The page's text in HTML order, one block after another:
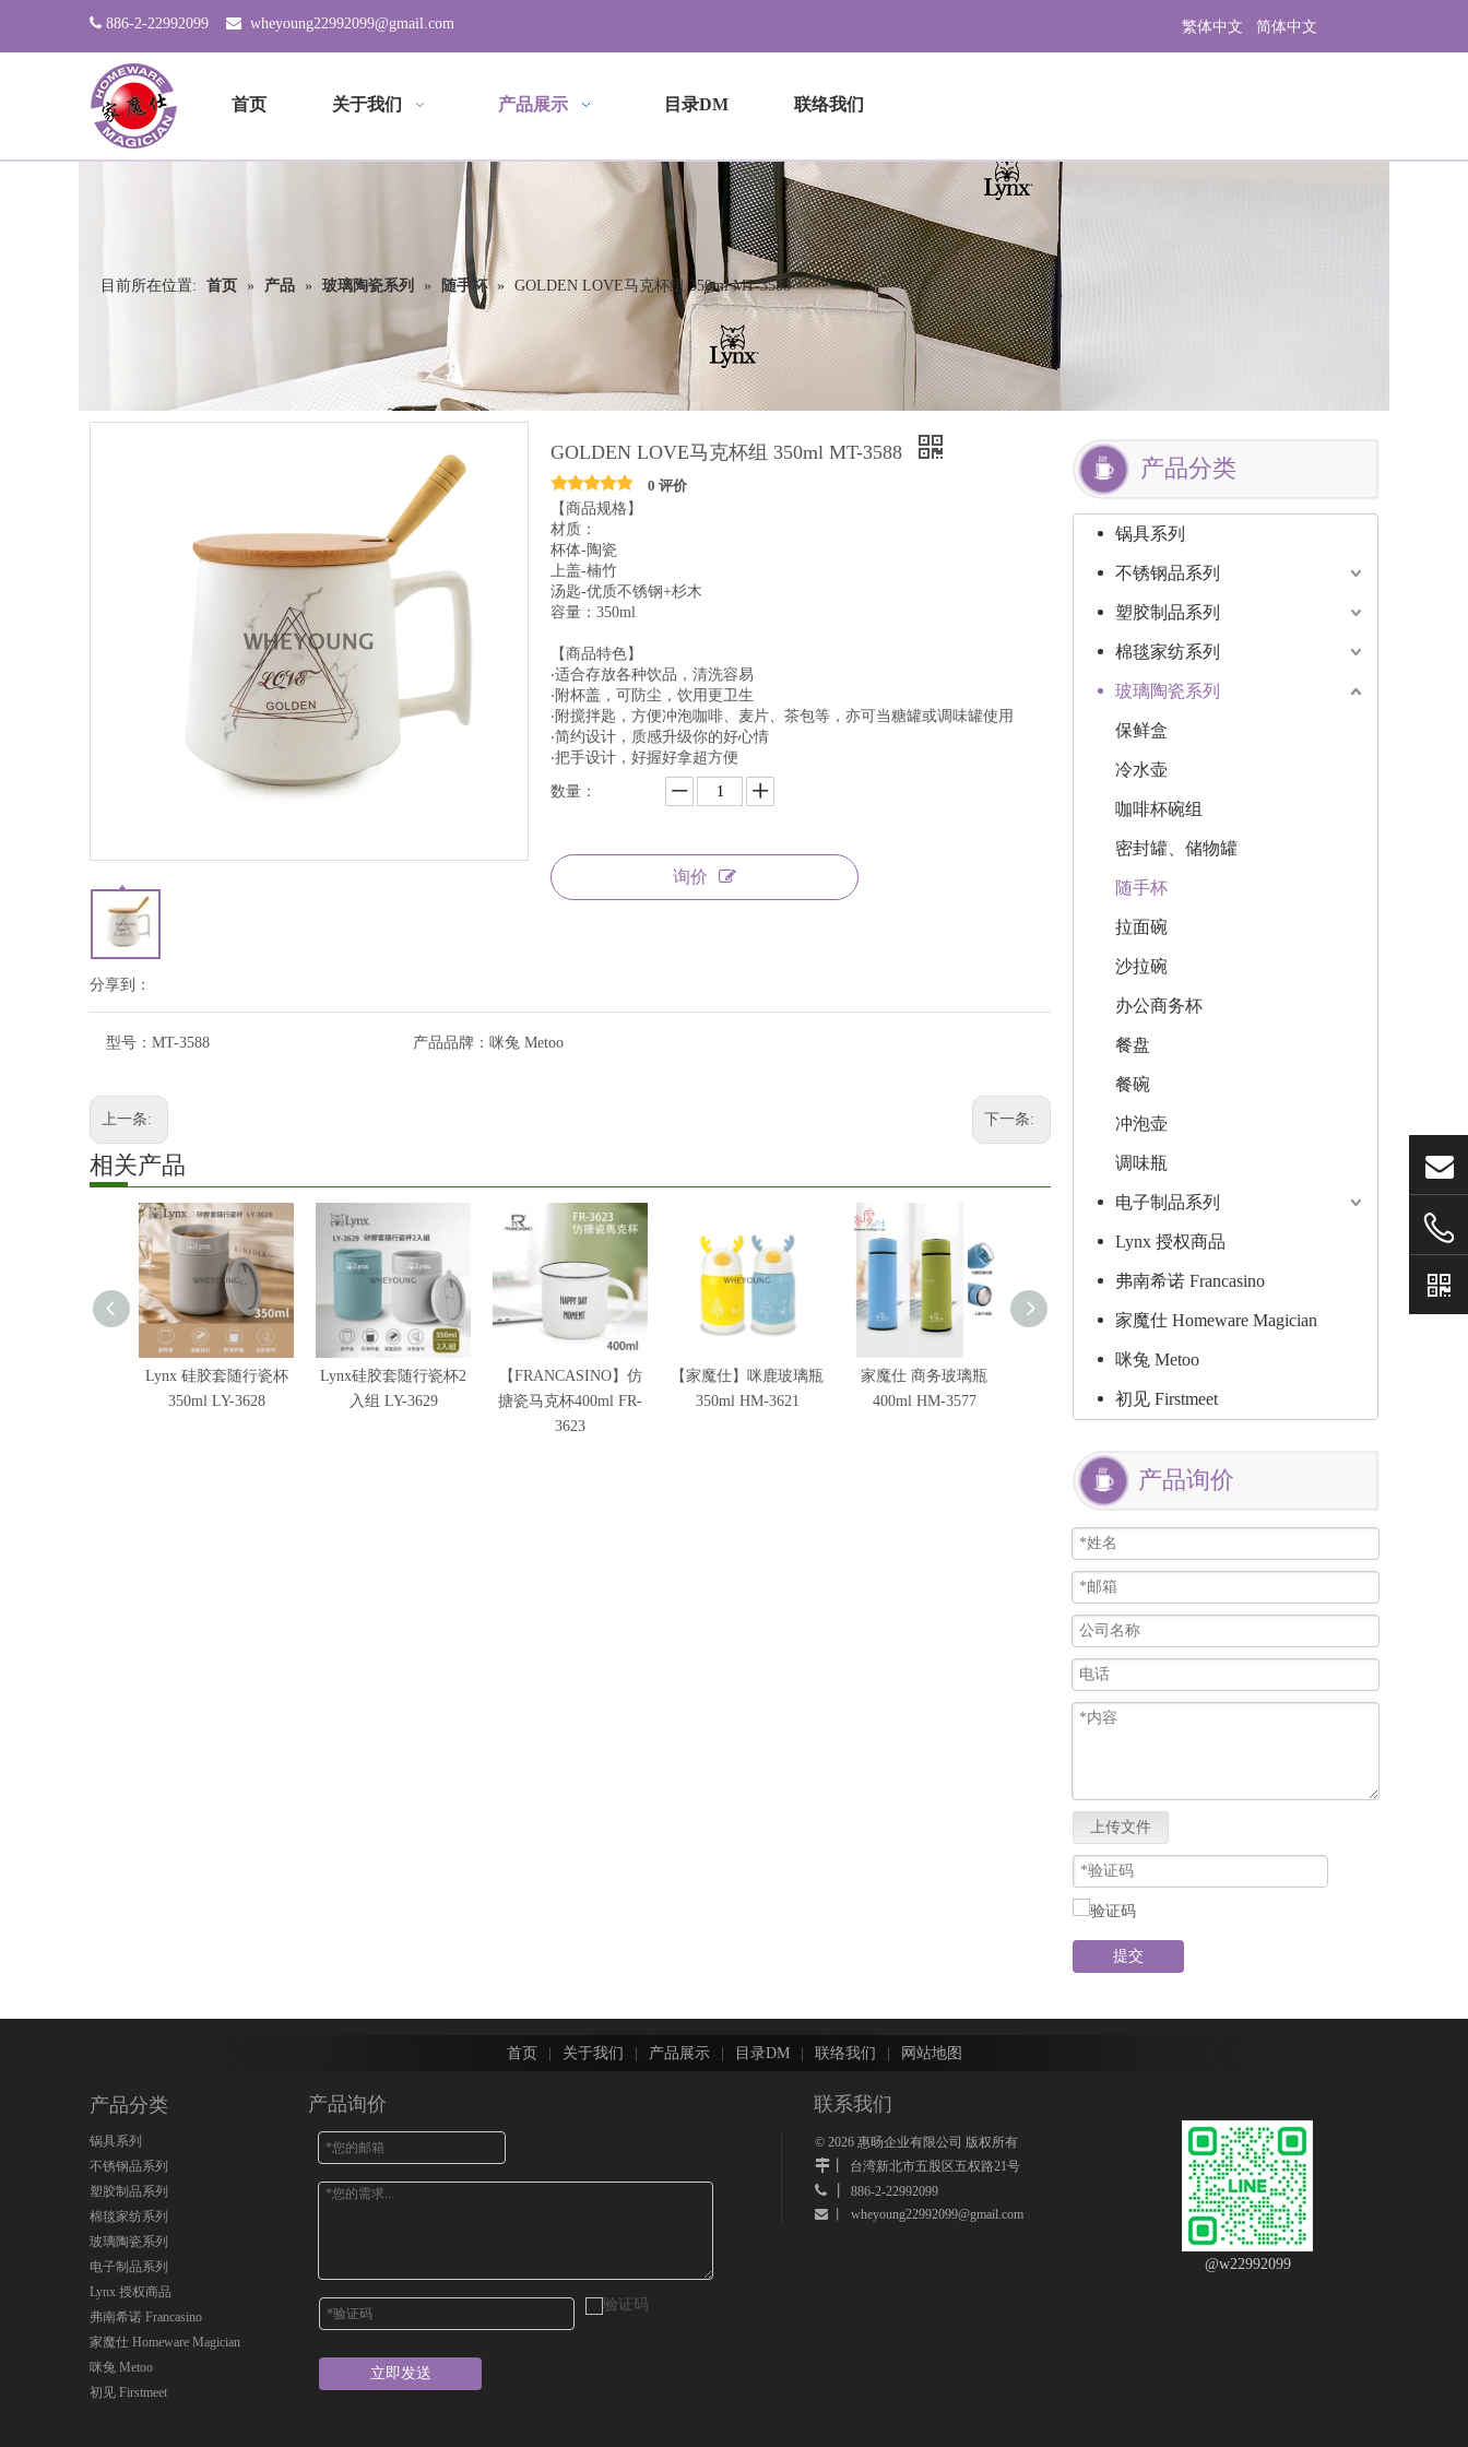
 886-2-22992099  wheyoung22992099@gmail.com 繁体中文 简体中文
首页 关于我们 产品展示 目录DM 联络我们
目前所在位置: 首页 » 产品 » 玻璃陶瓷系列 » 随手杯 » GOLDEN LOVE马克杯组 350ml MT-3588
分享到：
GOLDEN LOVE马克杯组 350ml MT-3588
0 评价
【商品规格】
材质：
杯体-陶瓷
上盖-楠竹
汤匙-优质不锈钢+杉木
容量：350ml
【商品特色】
‧适合存放各种饮品，清洗容易
‧附杯盖，可防尘，饮用更卫生
‧附搅拌匙，方便冲泡咖啡、麦片、茶包等，亦可当糖罐或调味罐使用
‧简约设计，质感升级你的好心情
‧把手设计，好握好拿超方便
数量：
询价
型号： MT-3588 产品品牌： 咪兔 Metoo
上一条: 下一条:
相关产品
Lynx 硅胶套随行瓷杯
350ml LY-3628
Lynx硅胶套随行瓷杯2
入组 LY-3629
【FRANCASINO】仿
搪瓷马克杯400ml FR-
3623
【家魔仕】咪鹿玻璃瓶
350ml HM-3621
家魔仕 商务玻璃瓶
400ml HM-3577
(#304保温瓶+玻璃瓶)
入组 470ml*2 HM-3557
产品分类
锅具系列
不锈钢品系列
塑胶制品系列
棉毯家纺系列
玻璃陶瓷系列
保鲜盒
冷水壶
咖啡杯碗组
密封罐、储物罐
随手杯
拉面碗
沙拉碗
办公商务杯
餐盘
餐碗
冲泡壶
调味瓶
电子制品系列
Lynx 授权商品
弗南希诺 Francasino
家魔仕 Homeware Magician
咪兔 Metoo
初见 Firstmeet
产品询价
上传文件
提交
首页 关于我们 产品展示 目录DM 联络我们 网站地图
产品分类
锅具系列
不锈钢品系列
塑胶制品系列
棉毯家纺系列
玻璃陶瓷系列
电子制品系列
Lynx 授权商品
弗南希诺 Francasino
家魔仕 Homeware Magician
咪兔 Metoo
初见 Firstmeet
产品询价
立即发送
联系我们
©2026 惠旸企业有限公司 版权所有
丨 台湾新北市五股区五权路21号
 丨886-2-22992099
 丨 wheyoung22992099@gmail.com
@w22992099